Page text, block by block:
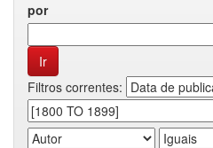
por
Filtros correntes: